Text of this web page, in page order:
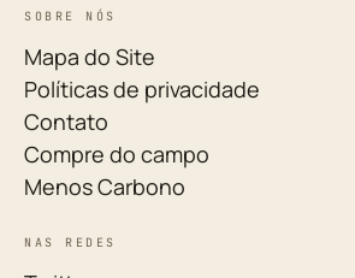
SOBRE NÓS
Mapa do Site
Políticas de privacidade
Contato
Compre do campo
Menos Carbono
NAS REDES